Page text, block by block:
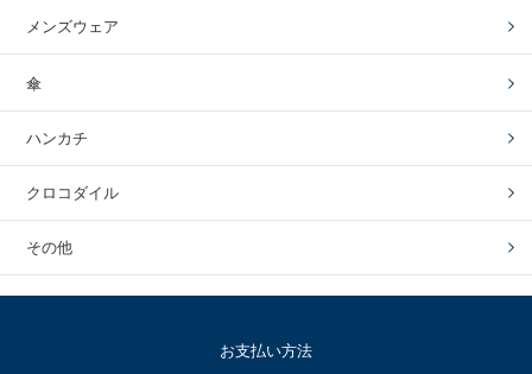
メンズウェア
傘
ハンカチ
クロコダイル
その他
お支払い方法